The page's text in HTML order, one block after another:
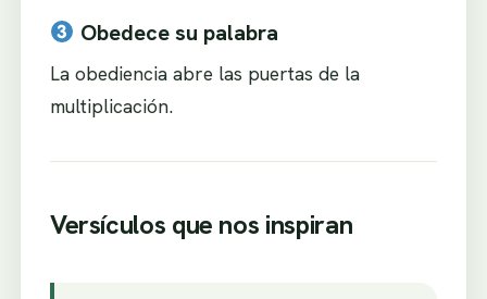
Obedece su palabra
La obediencia abre las puertas de la
multiplicación.
Versículos que nos inspiran